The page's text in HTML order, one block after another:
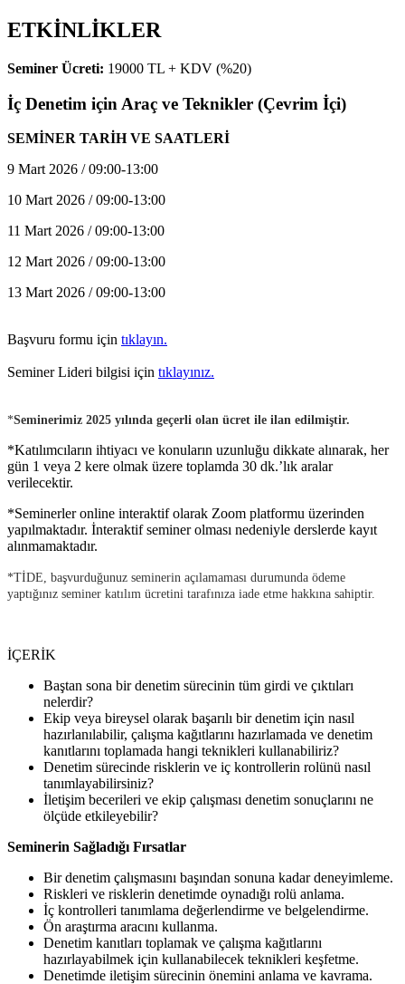
ETKİNLİKLER
Seminer Ücreti: 19000 TL + KDV (%20)
İç Denetim için Araç ve Teknikler (Çevrim İçi)
SEMİNER TARİH VE SAATLERİ
9 Mart 2026 / 09:00-13:00
10 Mart 2026 / 09:00-13:00
11 Mart 2026 / 09:00-13:00
12 Mart 2026 / 09:00-13:00
13 Mart 2026 / 09:00-13:00
Başvuru formu için tıklayın.
Seminer Lideri bilgisi için tıklayınız.
*Seminerimiz 2025 yılında geçerli olan ücret ile ilan edilmiştir.
*Katılımcıların ihtiyacı ve konuların uzunluğu dikkate alınarak, her
gün 1 veya 2 kere olmak üzere toplamda 30 dk.’lık aralar
verilecektir.
*Seminerler online interaktif olarak Zoom platformu üzerinden
yapılmaktadır. İnteraktif seminer olması nedeniyle derslerde kayıt
alınmamaktadır.
*TİDE, başvurduğunuz seminerin açılamaması durumunda ödeme
yaptığınız seminer katılım ücretini tarafınıza iade etme hakkına sahiptir.
İÇERİK
Baştan sona bir denetim sürecinin tüm girdi ve çıktıları
nelerdir?
Ekip veya bireysel olarak başarılı bir denetim için nasıl
hazırlanılabilir, çalışma kağıtlarını hazırlamada ve denetim
kanıtlarını toplamada hangi teknikleri kullanabiliriz?
Denetim sürecinde risklerin ve iç kontrollerin rolünü nasıl
tanımlayabilirsiniz?
İletişim becerileri ve ekip çalışması denetim sonuçlarını ne
ölçüde etkileyebilir?
Seminerin Sağladığı Fırsatlar
Bir denetim çalışmasını başından sonuna kadar deneyimleme.
Riskleri ve risklerin denetimde oynadığı rolü anlama.
İç kontrolleri tanımlama değerlendirme ve belgelendirme.
Ön araştırma aracını kullanma.
Denetim kanıtları toplamak ve çalışma kağıtlarını
hazırlayabilmek için kullanabilecek teknikleri keşfetme.
Denetimde iletişim sürecinin önemini anlama ve kavrama.